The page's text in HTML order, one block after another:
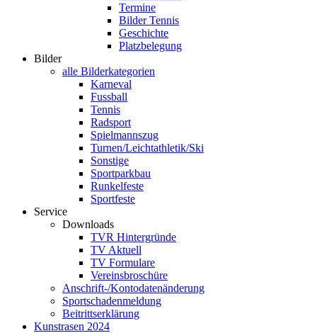
Termine
Bilder Tennis
Geschichte
Platzbelegung
Bilder
alle Bilderkategorien
Karneval
Fussball
Tennis
Radsport
Spielmannszug
Turnen/Leichtathletik/Ski
Sonstige
Sportparkbau
Runkelfeste
Sportfeste
Service
Downloads
TVR Hintergründe
TV Aktuell
TV Formulare
Vereinsbroschüre
Anschrift-/Kontodatenänderung
Sportschadenmeldung
Beitrittserklärung
Kunstrasen 2024